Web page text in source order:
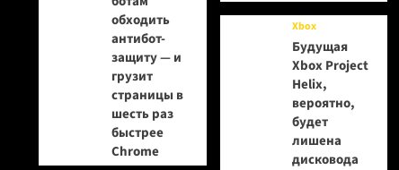
обходить
антибот-
защиту — и
грузит
страницы в
шесть раз
быстрее
Chrome
Xbox
Будущая
Xbox Project
Helix,
вероятно,
будет
лишена
дисковода